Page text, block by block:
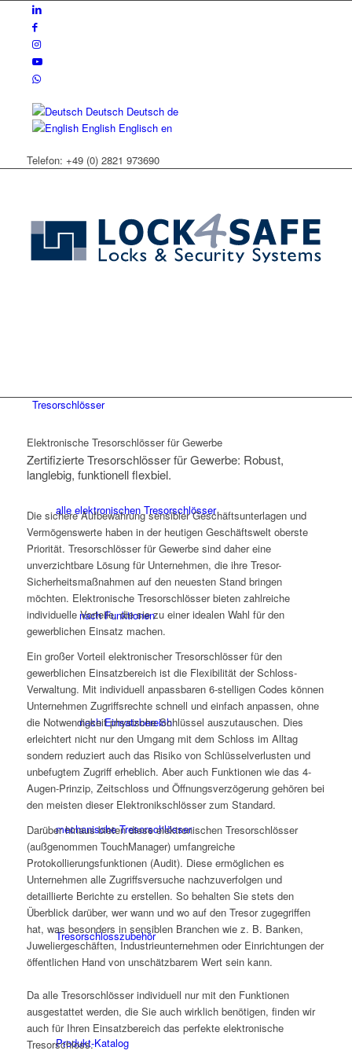
Deutsch Deutsch de
English Englisch en
Telefon: +49 (0) 2821 973690
Tresorschlösser
alle elektronischen Tresorschlösser
nach Funktionen
nach Einsatzbereich
mechanische Tresorschlösser
Tresorschlosszubehör
Produkt-Katalog
Elektronische Tresorschlösser für Gewerbe
Zertifizierte Tresorschlösser für Gewerbe: Robust,
langlebig, funktionell flexbiel.
Die sichere Aufbewahrung sensibler Geschäftsunterlagen und
Vermögenswerte haben in der heutigen Geschäftswelt oberste
Priorität. Tresorschlösser für Gewerbe sind daher eine
unverzichtbare Lösung für Unternehmen, die ihre Tresor-
Sicherheitsmaßnahmen auf den neuesten Stand bringen
möchten. Elektronische Tresorschlösser bieten zahlreiche
individuelle Vorteile, die sie zu einer idealen Wahl für den
gewerblichen Einsatz machen.
Ein großer Vorteil elektronischer Tresorschlösser für den
gewerblichen Einsatzbereich ist die Flexibilität der Schloss-
Verwaltung. Mit individuell anpassbaren 6-stelligen Codes können
Unternehmen Zugriffsrechte schnell und einfach anpassen, ohne
die Notwendigkeit physische Schlüssel auszutauschen. Dies
erleichtert nicht nur den Umgang mit dem Schloss im Alltag
sondern reduziert auch das Risiko von Schlüsselverlusten und
unbefugtem Zugriff erheblich. Aber auch Funktionen wie das 4-
Augen-Prinzip, Zeitschloss und Öffnungsverzögerung gehören bei
den meisten dieser Elektronikschlösser zum Standard.
Darüber hinaus bieten diese elektronischen Tresorschlösser
(außgenommen TouchManager) umfangreiche
Protokollierungsfunktionen (Audit). Diese ermöglichen es
Unternehmen alle Zugriffsversuche nachzuverfolgen und
detaillierte Berichte zu erstellen. So behalten Sie stets den
Überblick darüber, wer wann und wo auf den Tresor zugegriffen
hat, was besonders in sensiblen Branchen wie z. B. Banken,
Juweliergeschäften, Industrieunternehmen oder Einrichtungen der
öffentlichen Hand von unschätzbarem Wert sein kann.
Da alle Tresorschlösser individuell nur mit den Funktionen
ausgestattet werden, die Sie auch wirklich benötigen, finden wir
auch für Ihren Einsatzbereich das perfekte elektronische
Tresorschloss.